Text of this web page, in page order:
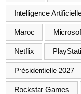
Intelligence Artificielle
Maroc
Netflix
Présidentielle 2027
Rockstar Games